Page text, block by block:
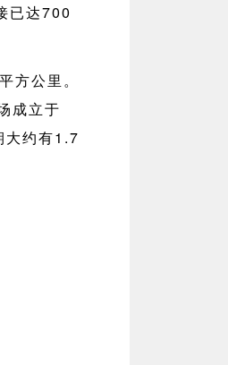
已达700
方公里。
成立于
大约有1.7